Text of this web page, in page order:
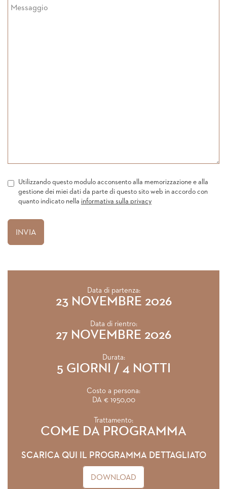
Utilizzando questo modulo acconsento alla memorizzazione e alla
gestione dei miei dati da parte di questo sito web in accordo con
quanto indicato nella informativa sulla privacy
Data di partenza:
23 NOVEMBRE 2026
Data di rientro:
27 NOVEMBRE 2026
Durata:
5 GIORNI / 4 NOTTI
Costo a persona:
DA € 1950,00
Trattamento:
COME DA PROGRAMMA
SCARICA QUI IL PROGRAMMA DETTAGLIATO
DOWNLOAD